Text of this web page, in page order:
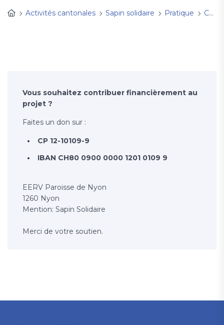
Activités cantonales
Sapin solidaire Pratique Contacts
Vous souhaitez contribuer financièrement au
projet ?
Faites un don sur :
CP 12-10109-9
IBAN CH80 0900 0000 1201 0109 9
EERV Paroisse de Nyon
1260 Nyon
Mention: Sapin Solidaire
Merci de votre soutien.